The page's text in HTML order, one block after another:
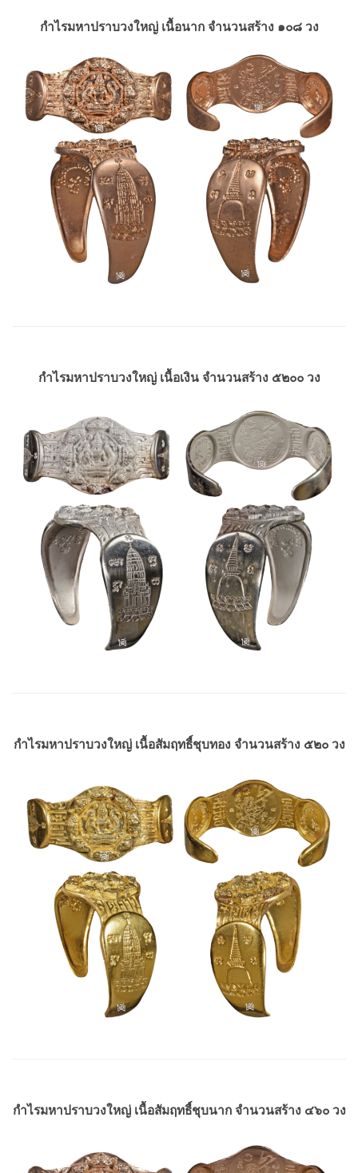
กำไรมหาปราบวงใหญ่ เนื้อนาก จำนวนสร้าง ๑๐๘ วง
กำไรมหาปราบวงใหญ่ เนื้อเงิน จำนวนสร้าง ๕๒๐๐ วง
กำไรมหาปราบวงใหญ่ เนื้อสัมฤทธื์ชุบทอง จำนวนสร้าง ๕๒๐ วง
กำไรมหาปราบวงใหญ่ เนื้อสัมฤทธื์ชุบนาก จำนวนสร้าง ๔๖๐ วง